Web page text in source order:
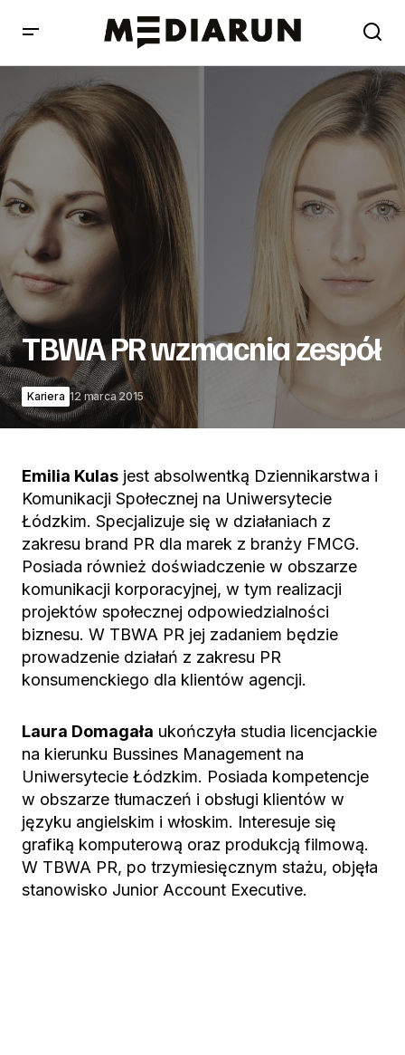
TBWA PR wzmacnia zespół
Kariera 12 marca 2015
Emilia Kulas jest absolwentką Dziennikarstwa i
Komunikacji Społecznej na Uniwersytecie
Łódzkim. Specjalizuje się w działaniach z
zakresu brand PR dla marek z branży FMCG.
Posiada również doświadczenie w obszarze
komunikacji korporacyjnej, w tym realizacji
projektów społecznej odpowiedzialności
biznesu. W TBWA PR jej zadaniem będzie
prowadzenie działań z zakresu PR
konsumenckiego dla klientów agencji.
Laura Domagała ukończyła studia licencjackie
na kierunku Bussines Management na
Uniwersytecie Łódzkim. Posiada kompetencje
w obszarze tłumaczeń i obsługi klientów w
języku angielskim i włoskim. Interesuje się
grafiką komputerową oraz produkcją filmową.
W TBWA PR, po trzymiesięcznym stażu, objęła
stanowisko Junior Account Executive.